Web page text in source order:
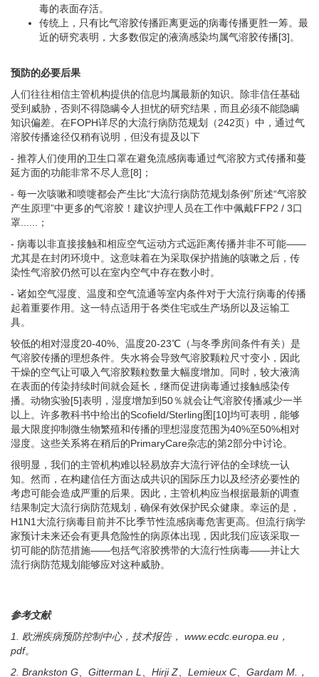
毒的表面存活。
传统上，只有比气溶胶传播距离更远的病毒传播更胜一筹。最
近的研究表明，大多数假定的液滴感染均属气溶胶传播[3]。
预防的必要后果
人们往往相信主管机构提供的信息均属最新的知识。除非信任基础
受到威胁，否则不得隐瞒令人担忧的研究结果，而且必须不能隐瞒
知识偏差。在FOPH详尽的大流行病防范规划（242页）中，通过气
溶胶传播途径仅稍有说明，但没有提及以下
- 推荐人们使用的卫生口罩在避免流感病毒通过气溶胶方式传播和蔓
延方面的功能非常不尽人意[8]；
- 每一次咳嗽和喷嚏都会产生比“大流行病防范规划条例”所述“气溶胶
产生原理”中更多的气溶胶！建议护理人员在工作中佩戴FFP2 / 3口
罩......；
- 病毒以非直接接触和相应空气运动方式远距离传播并非不可能——
尤其是在封闭环境中。这意味着在为采取保护措施的咳嗽之后，传
染性气溶胶仍然可以在室内空气中存在数小时。
- 诸如空气湿度、温度和空气流通等室内条件对于大流行病毒的传播
起着重要作用。这一特点适用于各类住宅或生产场所以及运输工
具。
较低的相对湿度20-40%、温度20-23℃（与冬季房间条件有关）是
气溶胶传播的理想条件。失水将会导致气溶胶颗粒尺寸变小，因此
干燥的空气让可吸入气溶胶颗粒数量大幅度增加。同时，较大液滴
在表面的传染持续时间就会延长，继而促进病毒通过接触感染传
播。动物实验[5]表明，湿度增加到50％就会让气溶胶传播减少一半
以上。许多教科书中给出的Scofield/Sterling图[10]均可表明，能够
最大限度抑制微生物繁殖和传播的理想湿度范围为40%至50%相对
湿度。这些关系将在稍后的PrimaryCare杂志的第2部分中讨论。
很明显，我们的主管机构难以轻易放弃大流行评估的全球统一认
知。然而，在构建信任方面达成共识的国际压力以及经济必要性的
考虑可能会造成严重的后果。因此，主管机构应当根据最新的调查
结果制定大流行病防范规划，确保有效保护民众健康。幸运的是，
H1N1大流行病毒目前并不比季节性流感病毒危害更高。但流行病学
家预计未来还会有更具危险性的病原体出现，因此我们应该采取一
切可能的防范措施——包括气溶胶携带的大流行性病毒——并让大
流行病防范规划能够应对这种威胁。
参考文献
1. 欧洲疾病预防控制中心，技术报告， www.ecdc.europa.eu ，
pdf。
2. Brankston G、 Gitterman L、 Hirji Z、 Lemieux C、 Gardam M. ，